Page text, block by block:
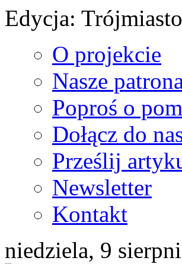
Edycja:
O projekcie
Nasze
Poproś o
Dołącz do
Prześlij
Newsletter
Kontakt
niedziela, 9